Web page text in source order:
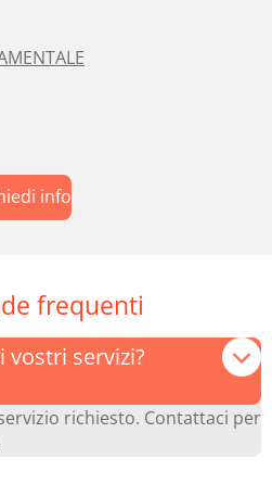
info
frequenti
vostri servizi?
richiesto. Contattaci per